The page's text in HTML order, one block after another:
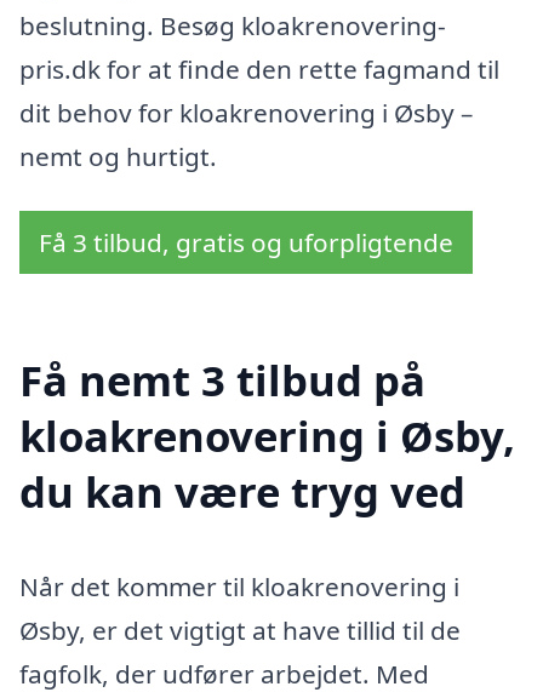
beslutning. Besøg kloakrenovering-
pris.dk for at finde den rette fagmand til
dit behov for kloakrenovering i Øsby –
nemt og hurtigt.
Få 3 tilbud, gratis og uforpligtende
Få nemt 3 tilbud på
kloakrenovering i Øsby,
du kan være tryg ved
Når det kommer til kloakrenovering i
Øsby, er det vigtigt at have tillid til de
fagfolk, der udfører arbejdet. Med